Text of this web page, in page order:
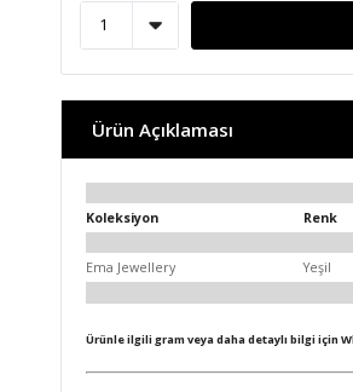
Ürün Açıklaması
Koleksiyon Renk
Ema Jewellery Yeşil
Ürünle ilgili gram veya daha detaylı bilgi için